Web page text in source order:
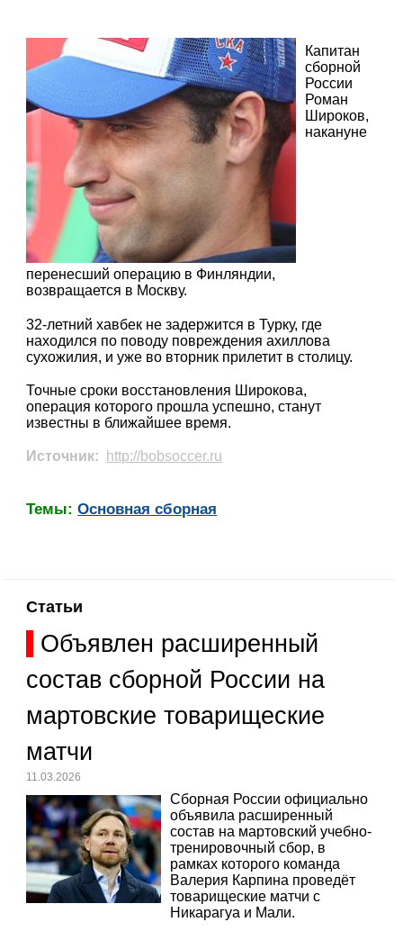
Капитан
сборной
России
Роман
Широков,
накануне
перенесший операцию в Финляндии,
возвращается в Москву.
32-летний хавбек не задержится в Турку, где
находился по поводу повреждения ахиллова
сухожилия, и уже во вторник прилетит в столицу.
Точные сроки восстановления Широкова,
операция которого прошла успешно, станут
известны в ближайшее время.
Источник: http://bobsoccer.ru
Темы:Основная сборная
Статьи
Объявлен расширенный
состав сборной России на
мартовские товарищеские
матчи
11.03.2026
Сборная России официально
объявила расширенный
состав на мартовский учебно-
тренировочный сбор, в
рамках которого команда
Валерия Карпина проведёт
товарищеские матчи с
Никарагуа и Мали.